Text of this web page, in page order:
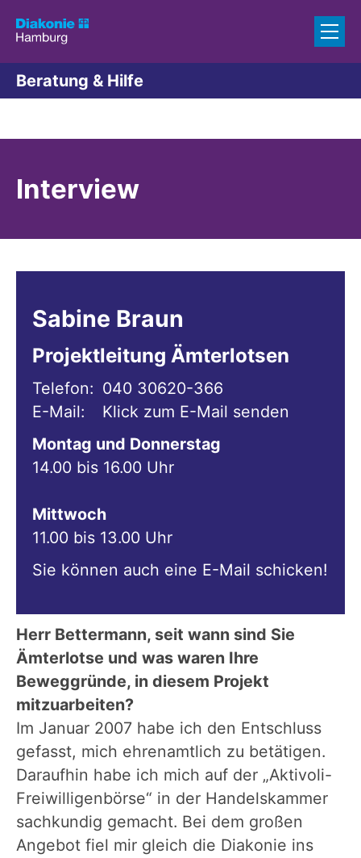
Beratung & Hilfe
Interview
Sabine Braun
Projektleitung Ämterlotsen
Telefon: 040 30620-366
E-Mail:
Klick zum E-Mail senden
Montag und Donnerstag
14.00 bis 16.00 Uhr
Mittwoch
11.00 bis 13.00 Uhr
Sie können auch eine E-Mail schicken!
Herr Bettermann, seit wann sind Sie
Ämterlotse und was waren Ihre
Beweggründe, in diesem Projekt
mitzuarbeiten?
Im Januar 2007 habe ich den Entschluss
gefasst, mich ehrenamtlich zu betätigen.
Daraufhin habe ich mich auf der „Aktivoli-
Freiwilligenbörse“ in der Handelskammer
sachkundig gemacht. Bei dem großen
Angebot fiel mir gleich die Diakonie ins